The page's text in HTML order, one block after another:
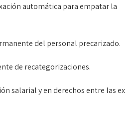
automática para empatar la
del personal precarizado.
de recategorizaciones.
y en derechos entre las ex